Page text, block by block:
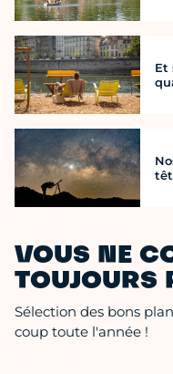
Et
VOUS NE
TOUJOURS
Sélection des bons
coup toute l'année !